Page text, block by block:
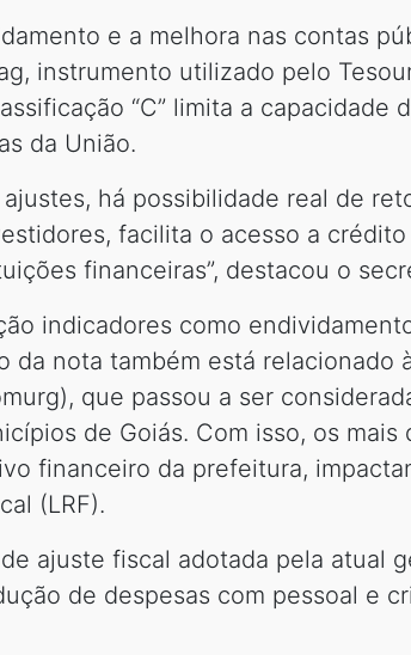
e a melhora nas contas
instrumento utilizado pelo
“C” limita a capacidade
da União.
há possibilidade real de
facilita o acesso a
financeiras”, destacou o
indicadores como
da nota também está relacionado
que passou a ser
de Goiás. Com isso, os
financeiro da prefeitura,
(LRF).
ajuste fiscal adotada pela atual
de despesas com pessoal e